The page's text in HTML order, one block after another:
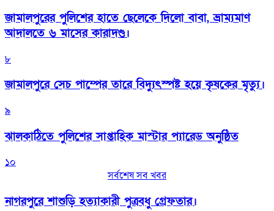
জামালপুরের পুলিশের হাতে ছেলেকে দিলো বাবা, ভ্রাম্যমাণ
আদালতে ৬ মাসের কারাদণ্ড।
৮
জামালপুরে সেচ পাম্পের তারে বিদ্যুৎস্পষ্ট হয়ে কৃষকের মৃত্যু।
৯
‎ঝালকাঠিতে পুলিশের সাপ্তাহিক মাস্টার প্যারেড অনুষ্ঠিত
১০
সর্বশেষ সব খবর
নাগরপুরে শাশুড়ি হত্যাকারী পুত্রবধু গ্রেফতার।